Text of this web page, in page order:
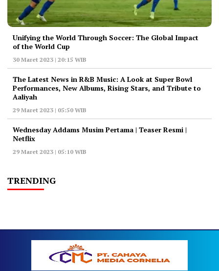
Unifying the World Through Soccer: The Global Impact
of the World Cup
30 Maret 2023 | 20:15 WIB
The Latest News in R&B Music: A Look at Super Bowl
Performances, New Albums, Rising Stars, and Tribute to
Aaliyah
29 Maret 2023 | 05:50 WIB
Wednesday Addams Musim Pertama | Teaser Resmi |
Netflix
29 Maret 2023 | 05:10 WIB
TRENDING